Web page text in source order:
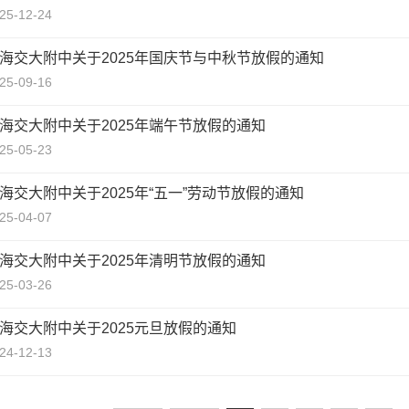
12-24
海交大附中关于2025年国庆节与中秋节放假的通知
09-16
海交大附中关于2025年端午节放假的通知
05-23
海交大附中关于2025年“五一”劳动节放假的通知
04-07
海交大附中关于2025年清明节放假的通知
03-26
海交大附中关于2025元旦放假的通知
12-13